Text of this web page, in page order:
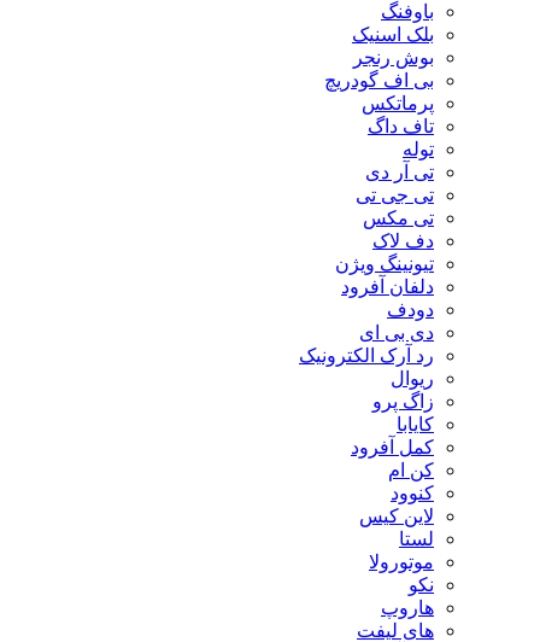
باوفنگ
بلک اسنیک
بوش رنجر
بی اف گودریچ
پرماتکس
تاف داگ
توله
تی آر دی
تی جی تی
تی مکس
دف لاک
تیونینگ ویژن
دلفان آفرود
دودف
دی بی ای
رد آرک الکترونیک
ریوال
زاگ پرو
کایابا
کمل آفرود
کن ام
کنوود
لاین کیس
لستا
موتورولا
نکو
هاروپ
های لیفت